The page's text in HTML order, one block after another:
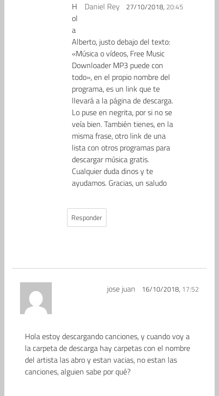
Daniel Rey 27/10/2018, 20:45
H
ol
a
Alberto, justo debajo del texto:
«Música o vídeos, Free Music
Downloader MP3 puede con
todo», en el propio nombre del
programa, es un link que te
llevará a la página de descarga.
Lo puse en negrita, por si no se
veía bien. También tienes, en la
misma frase, otro link de una
lista con otros programas para
descargar música gratis.
Cualquier duda dinos y te
ayudamos. Gracias, un saludo
Responder
jose juan 16/10/2018, 17:52
Hola estoy descargando canciones, y cuando voy a
la carpeta de descarga hay carpetas con el nombre
del artista las abro y estan vacias, no estan las
canciones, alguien sabe por qué?